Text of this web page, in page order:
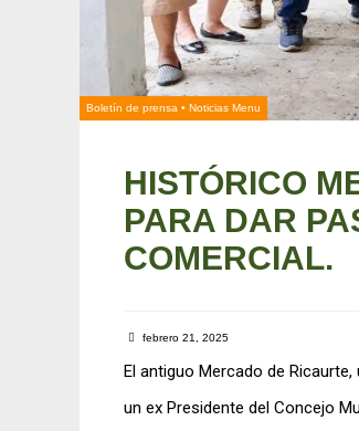
Boletín de prensa • Noticias Menu
HISTÓRICO
PARA DAR
COMERCIAL.
febrero 21, 2025
El antiguo Mercado de
un ex Presidente del Concejo